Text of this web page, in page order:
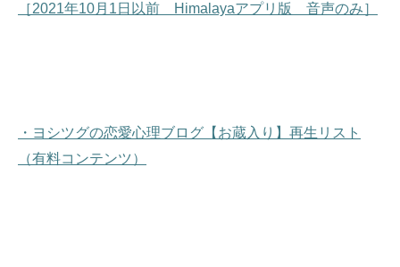
［2021年10月1日以前 Himalayaアプリ版 音声のみ］
・ヨシツグの恋愛心理ブログ【お蔵入り】再生リスト
（有料コンテンツ）